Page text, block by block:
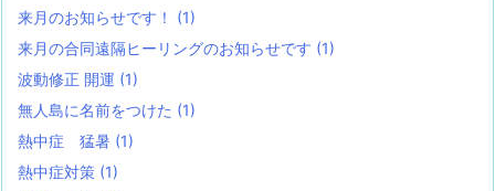
来月のお知らせです！ (1)
来月の合同遠隔ヒーリングのお知らせです (1)
波動修正 開運 (1)
無人島に名前をつけた (1)
熱中症 猛暑 (1)
熱中症対策 (1)